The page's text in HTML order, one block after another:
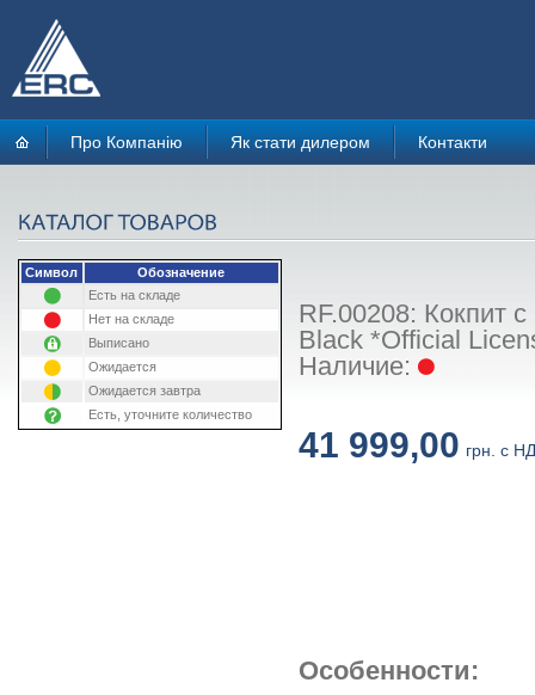
Про Компанію Як стати дилером Контакти
Символ
Обозначение
Есть на складе
Нет на складе
Выписано
Ожидается
Ожидается завтра
Есть, уточните количество
RF.00208: Кокпит
Black *Official
Наличие:
41 999,00 грн. с
Особенности: